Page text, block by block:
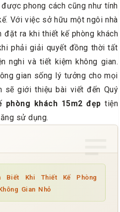
phong cách cũng như tính
Với việc sở hữu một ngôi nhà
đặt ra khi thiết kế phòng khách
phải giải quyết đồng thời tất
nghi và tiết kiệm không gian.
gian sống lý tưởng cho mọi
sẽ giới thiệu bài viết đến Quý
phòng khách 15m2 đẹp tiện
sử dụng.
Biết Khi Thiết Kế Phòng
Gian Nhỏ